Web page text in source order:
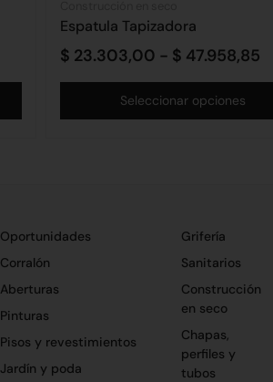
Espatula Tapizadora
$ 23.303,00 - $ 47.958,85
Seleccionar opciones
Oportunidades
Corralón
Aberturas
Pinturas
Pisos y revestimientos
Jardín y poda
Grifería
Sanitarios
Construcción
en seco
Chapas,
perfiles y
tubos